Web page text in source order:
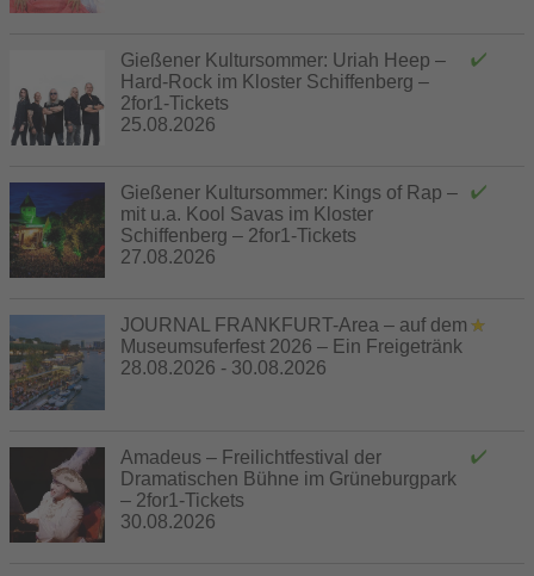
Gießener Kultursommer: Uriah Heep –
Hard-Rock im Kloster Schiffenberg –
2for1-Tickets
25.08.2026
Gießener Kultursommer: Kings of Rap –
mit u.a. Kool Savas im Kloster
Schiffenberg – 2for1-Tickets
27.08.2026
JOURNAL FRANKFURT-Area – auf dem
Museumsuferfest 2026 – Ein Freigetränk
28.08.2026 - 30.08.2026
Amadeus – Freilichtfestival der
Dramatischen Bühne im Grüneburgpark
– 2for1-Tickets
30.08.2026